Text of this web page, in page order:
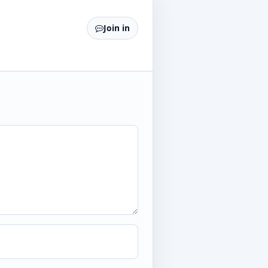
Join in